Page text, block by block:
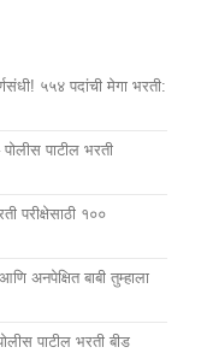
५५४ पदांची मेगा भरती:
पाटील भरती
परीक्षेसाठी १००
अनपेक्षित बाबी तुम्हाला
पाटील भरती बीड